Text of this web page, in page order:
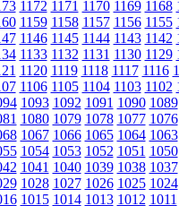
1172 1171 1170 1169 1168
1159 1158 1157 1156 1155
1146 1145 1144 1143 1142
1133 1132 1131 1130 1129
1120 1119 1118 1117 1116
1106 1105 1104 1103 1102
1093 1092 1091 1090 1089
1080 1079 1078 1077 1076
1067 1066 1065 1064 1063
1054 1053 1052 1051 1050
1041 1040 1039 1038 1037
1028 1027 1026 1025 1024
1015 1014 1013 1012 1011